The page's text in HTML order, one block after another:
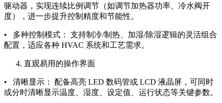
驱动器，实现连续比例调节（如调节加热器功率、冷水阀开
度），进一步提升控制精度和节能性。
• 多种控制模式： 支持制冷/制热、加湿/除湿逻辑的灵活组合
配置，适应各种 HVAC 系统和工艺需求。
直观易用的操作界面
• 清晰显示： 配备高亮 LED 数码管或 LCD 液晶屏，可同时
或分时清晰显示温度、湿度、设定值、运行状态等关键参数。